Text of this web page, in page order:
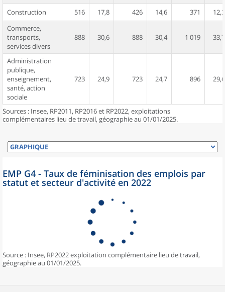
Construction
516 17,8 426 14,6 371
12,3
Commerce,
transports,
services divers
888 30,6 888 30,4 1 019 33,7
Administration
publique,
enseignement,
santé, action
sociale
723 24,9 723 24,7 896 29,6
Sources : Insee, RP2011, RP2016 et RP2022, exploitations
complémentaires lieu de travail, géographie au 01/01/2025.
EMP G4 - Taux de féminisation des emplois par
statut et secteur d'activité en 2022
Source : Insee, RP2022 exploitation complémentaire lieu de travail,
géographie au 01/01/2025.